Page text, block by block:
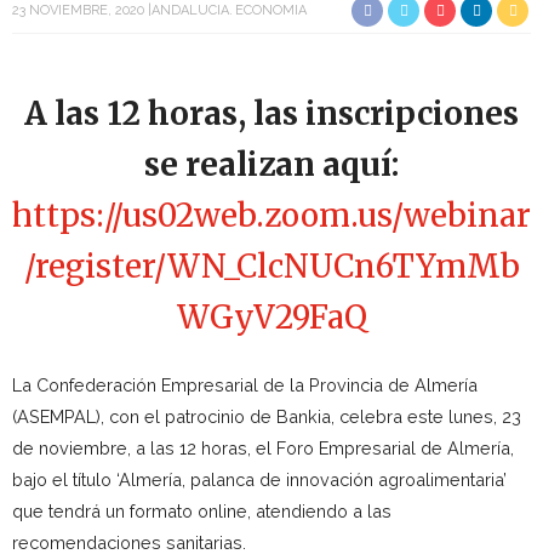
23 NOVIEMBRE, 2020 ANDALUCIA ECONOMIA
A las 12 horas, las inscripciones
se realizan aquí:
https://us02web.zoom.us/webinar
/register/WN_ClcNUCn6TYmMb
WGyV29FaQ
La Confederación Empresarial de la Provincia de Almería
(ASEMPAL), con el patrocinio de Bankia, celebra este lunes, 23
de noviembre, a las 12 horas, el Foro Empresarial de Almería,
bajo el título ‘Almería, palanca de innovación agroalimentaria’
que tendrá un formato online, atendiendo a las
recomendaciones sanitarias.